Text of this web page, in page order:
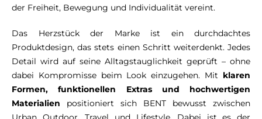
der Freiheit, Bewegung und Individualität vereint.
Das Herzstück der Marke ist ein durchdachtes
Produktdesign, das stets einen Schritt weiterdenkt. Jedes
Detail wird auf seine Alltagstauglichkeit geprüft – ohne
dabei Kompromisse beim Look einzugehen. Mit klaren
Formen, funktionellen Extras und hochwertigen
Materialien positioniert sich BENT bewusst zwischen